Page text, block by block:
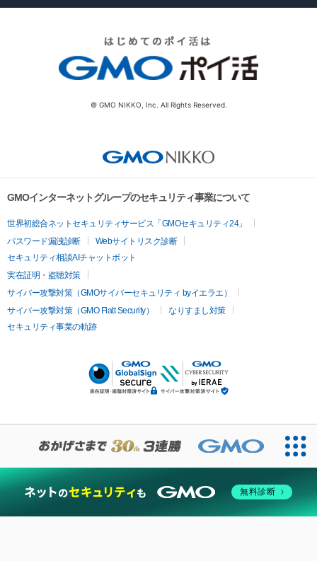
© GMO NIKKO, Inc. All Rights Reserved.
GMOインターネットグループのセキュリティ事業について
世界初総合ネットセキュリティサービス「GMOセキュリティ24」
パスワード漏洩診断
Webサイトリスク診断
セキュリティ相談AIチャットボット
実在証明・盗聴対策
サイバー攻撃対策（GMOサイバーセキュリティ byイエラエ）
サイバー攻撃対策（GMO Flatt Security）
なりすまし対策
セキュリティ事業の軌跡
無料診断